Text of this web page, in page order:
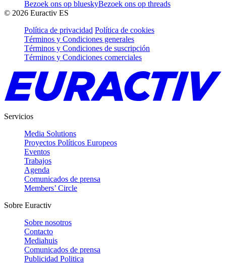
Bezoek ons op blueskyBezoek ons op threads
© 2026 Euractiv ES
Política de privacidad Política de cookies
Términos y Condiciones generales
Términos y Condiciones de suscripción
Términos y Condiciones comerciales
Servicios
Media Solutions
Proyectos Políticos Europeos
Eventos
Trabajos
Agenda
Comunicados de prensa
Members’ Circle
Sobre Euractiv
Sobre nosotros
Contacto
Mediahuis
Comunicados de prensa
Publicidad Politica